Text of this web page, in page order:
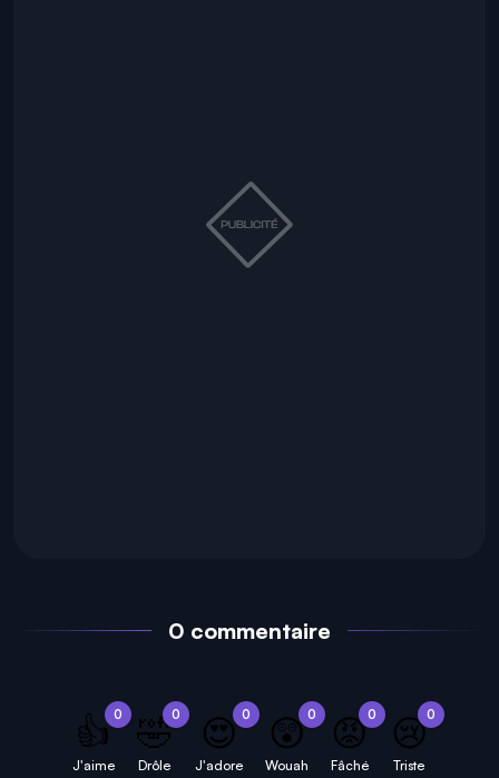
0 commentaire
0
👍
J'aime
0
🤣
Drôle
0
😍
J'adore
0
😲
Wouah
0
😡
Fâché
0
😢
Triste